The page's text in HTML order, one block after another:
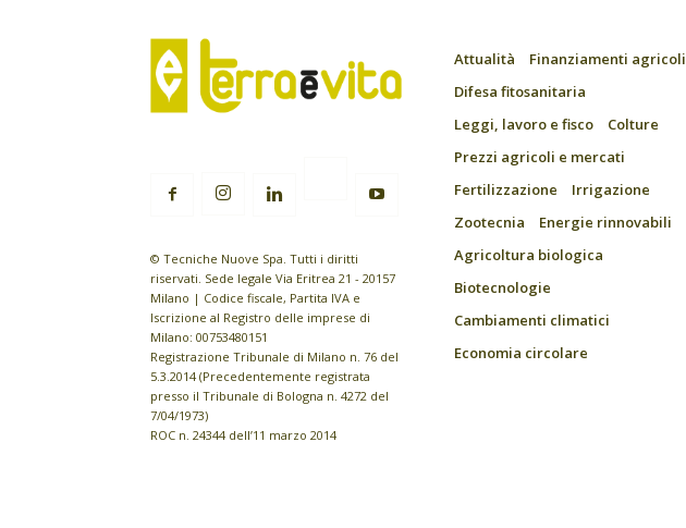
© Tecniche Nuove Spa. Tutti i diritti
riservati. Sede legale Via Eritrea 21 - 20157
Milano | Codice fiscale, Partita IVA e
Iscrizione al Registro delle imprese di
Milano: 00753480151
Registrazione Tribunale di Milano n. 76 del
5.3.2014 (Precedentemente registrata
presso il Tribunale di Bologna n. 4272 del
7/04/1973)
ROC n. 24344 dell’11 marzo 2014
Attualità
Finanziamenti agricoli
Difesa fitosanitaria
Leggi, lavoro e fisco
Colture
Prezzi agricoli e mercati
Fertilizzazione
Irrigazione
Zootecnia
Energie rinnovabili
Agricoltura biologica
Biotecnologie
Cambiamenti climatici
Economia circolare